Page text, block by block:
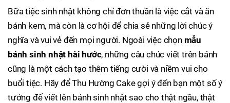
Bữa tiệc sinh nhật không chỉ đơn thuần là việc cắt và ăn
bánh kem, mà còn là cơ hội để chia sẻ những lời chúc ý
nghĩa và vui vẻ đến mọi người. Ngoài việc chọn mẫu
bánh sinh nhật hài hước, những câu chúc viết trên bánh
cũng là một cách tạo thêm tiếng cười và niềm vui cho
buổi tiệc. Hãy để Thu Hường Cake gợi ý đến bạn một số ý
tưởng để viết lên bánh sinh nhật sao cho thật ngầu, thật